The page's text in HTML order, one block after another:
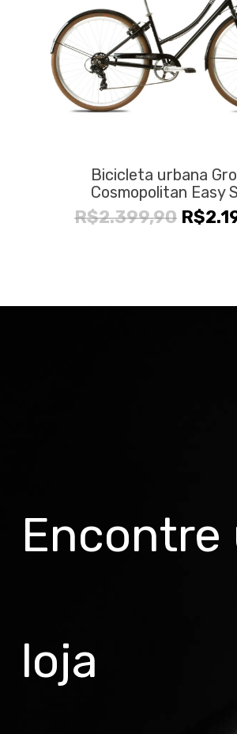
Bicicleta urbana
Cosmopolitan Easy
R$2.399,90 O
R$
Encontre
loja